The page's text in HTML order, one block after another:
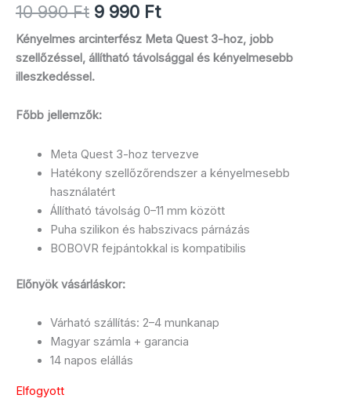
10 990Ft 9 990 Ft
Kényelmes arcinterfész Meta Quest 3-hoz, jobb
szellőzéssel, állítható távolsággal és kényelmesebb
illeszkedéssel.
Főbb jellemzők:
Meta Quest 3-hoz tervezve
Hatékony szellőzőrendszer a kényelmesebb
használatért
Állítható távolság 0–11 mm között
Puha szilikon és habszivacs párnázás
BOBOVR fejpántokkal is kompatibilis
Előnyök vásárláskor:
Várható szállítás: 2–4 munkanap
Magyar számla + garancia
14 napos elállás
Elfogyott